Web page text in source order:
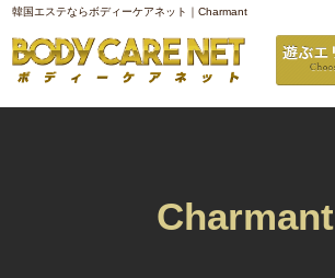
韓国エステならボディーケアネット｜Charmant
Charmant